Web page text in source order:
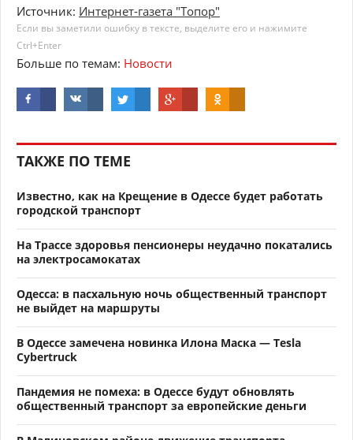
Источник: Интернет-газета "Топор"
Если вы заметили ошибку в тексте, выделите его и нажимите
Ctrl+Enter
Больше по темам: Новости
ТАКЖЕ ПО ТЕМЕ
Известно, как на Крещение в Одессе будет работать
городской транспорт
На Трассе здоровья пенсионеры неудачно покатались
на электросамокатах
Одесса: в пасхальную ночь общественный транспорт
не выйдет на маршруты
В Одессе замечена новинка Илона Маска — Tesla
Cybertruck
Пандемия не помеха: в Одессе будут обновлять
общественный транспорт за европейские деньги